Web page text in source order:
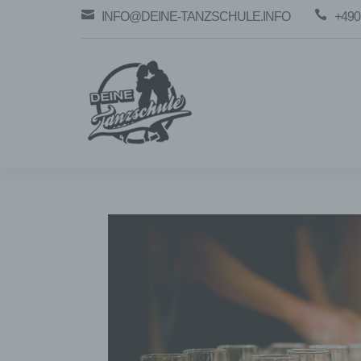
 INFO@DEINE-TANZSCHULE.INFO 